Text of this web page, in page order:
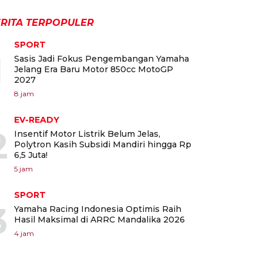
TERPOPULER
SPORT
Sasis Jadi Fokus Pengembangan Yamaha
Jelang Era Baru Motor 850cc MotoGP
2027
8 jam
EV-READY
Insentif Motor Listrik Belum Jelas,
Polytron Kasih Subsidi Mandiri hingga Rp
6,5 Juta!
5 jam
SPORT
Yamaha Racing Indonesia Optimis Raih
Hasil Maksimal di ARRC Mandalika 2026
4 jam